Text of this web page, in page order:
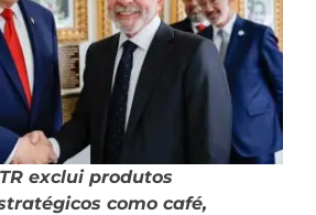
exclui produtos
como café,